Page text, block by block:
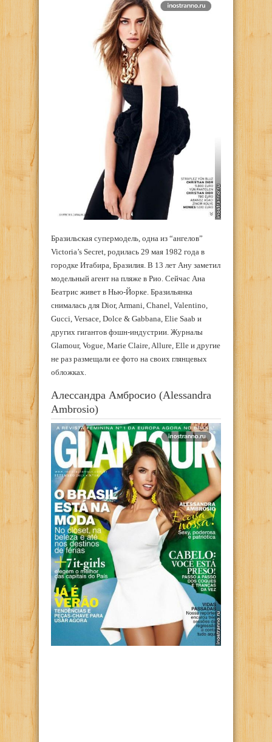
Бразильская супермодель, одна из “ангелов”
Victoria’s Secret, родилась 29 мая 1982 года в
городке Итабира, Бразилия. В 13 лет Ану заметил
модельный агент на пляже в Рио. Сейчас Ана
Беатрис живет в Нью-Йорке. Бразильянка
снималась для Dior, Armani, Chanel, Valentino,
Gucci, Versace, Dolce & Gabbana, Elie Saab и
других гигантов фэшн-индустрии. Журналы
Glamour, Vogue, Marie Claire, Allure, Elle и другие
не раз размещали ее фото на своих глянцевых
обложках.
Алессандра Амбросио (Alessandra
Ambrosio)